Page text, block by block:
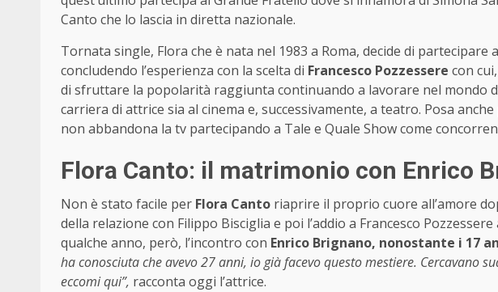
Canto che lo lascia in diretta nazionale.
Tornata single, Flora che è nata nel 1983 a Roma, decide di partecipare a
concludendo l’esperienza con la scelta di Francesco Pozzessere con
di sfruttare la popolarità raggiunta continuando a lavorare nel mondo
carriera di attrice sia al cinema e, successivamente, a teatro. Posa
non abbandona la tv partecipando a Tale e Quale Show come
Flora Canto: il matrimonio con Enrico
Non è stato facile per Flora Canto riaprire il proprio cuore all’amore
della relazione con Filippo Bisciglia e poi l’addio a Francesco
qualche anno, però, l’incontro con Enrico Brignano, nonostante i 17
ha conosciuta che avevo 27 anni, io già facevo questo mestiere. Cercavano
eccomi qui”, racconta oggi l’attrice.